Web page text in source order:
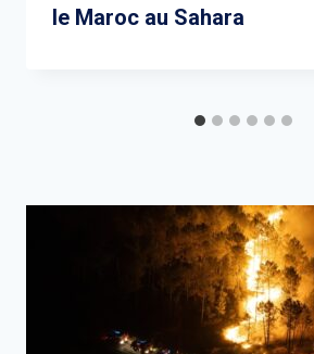
le Maroc au Sahara